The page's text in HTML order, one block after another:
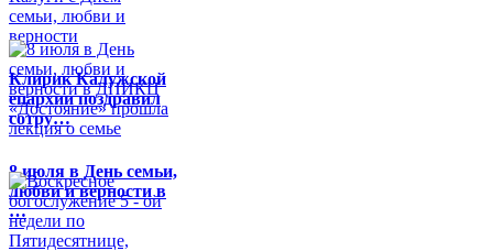
Клирик Калужской
епархии поздравил
сотру…
8 июля в День семьи,
любви и верности в
…